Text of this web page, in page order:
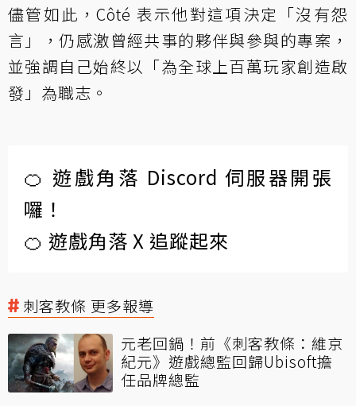
儘管如此，Côté 表示他對這項決定「沒有怨
言」，仍感激曾經共事的夥伴與參與的專案，
並強調自己始終以「為全球上百萬玩家創造啟
發」為職志。
🍊 遊戲角落 Discord 伺服器開張
囉！
🍊 遊戲角落 X 追蹤起來
刺客教條 更多報導
元老回鍋！前《刺客教條：維京
紀元》遊戲總監回歸Ubisoft擔
任品牌總監